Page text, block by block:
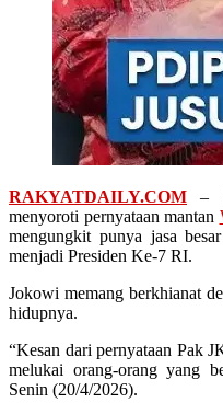
RAKYATDAILY.COM –
menyoroti pernyataan mantan
mengungkit punya jasa
menjadi Presiden Ke-7 RI.
Jokowi memang berkhianat
hidupnya.
“Kesan dari pernyataan Pak
melukai orang-orang yang
Senin (20/4/2026).